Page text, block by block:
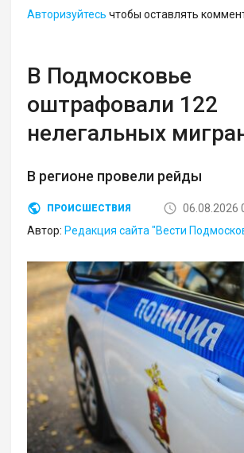
Авторизуйтесь чтобы оставлять
В Подмосковье
оштрафовали 122
нелегальных
В регионе провели рейды
ПРОИСШЕСТВИЯ
06.08.2026
Автор: Редакция сайта "Вести